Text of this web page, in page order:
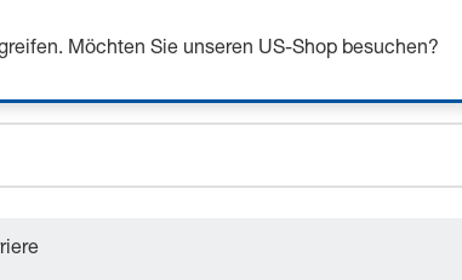
Sichern Sie sich bis zu 7% Rabatt - hier
Möchten Sie unseren US-Shop besuchen?